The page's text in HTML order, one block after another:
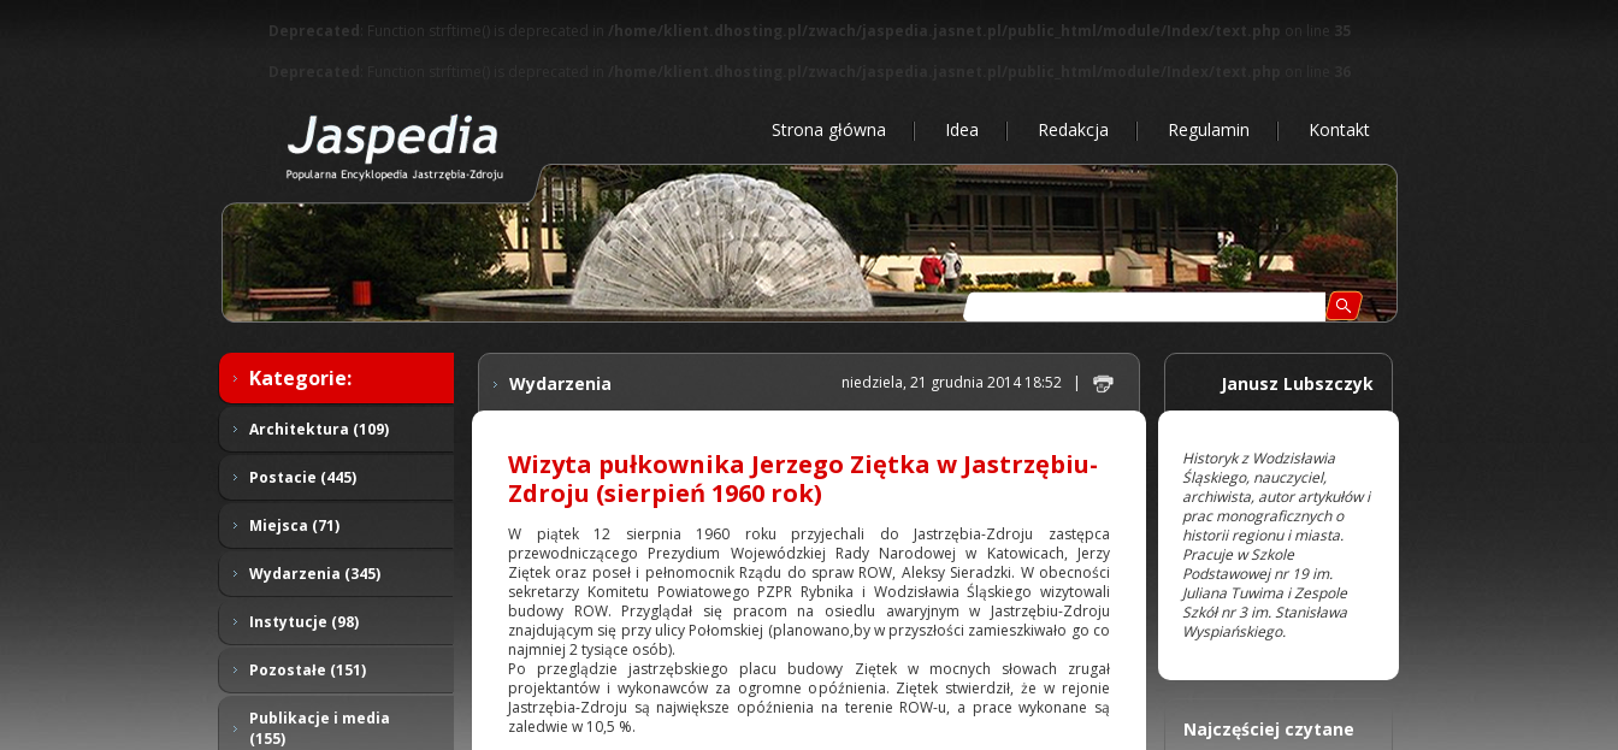
Deprecated : Function strftime() is deprecated in /home/klient.dhosting.pl/zwach/jaspedia.jasnet.pl/public_html/module/Index/text.php on line 35
Strona główna Idea Redakcja Regulamin Kontakt
Kategorie:
Architektura (109)
Postacie (445)
Miejsca (71)
Wydarzenia (345)
Instytucje (98)
Pozostałe (151)
Publikacje i media
(155)
Wydarzenia niedziela, 21 grudnia 2014 18:52 |
Wizyta pułkownika Jerzego Ziętka w Jastrzębiu-
Zdroju (sierpień 1960 rok)
W piątek 12 sierpnia 1960 roku przyjechali do Jastrzębia-Zdroju zastępca
przewodniczącego Prezydium Wojewódzkiej Rady Narodowej w Katowicach, Jerzy
Ziętek oraz poseł i pełnomocnik Rządu do spraw ROW, Aleksy Sieradzki. W obecności
sekretarzy Komitetu Powiatowego PZPR Rybnika i Wodzisławia Śląskiego wizytowali
budowy ROW. Przyglądał się pracom na osiedlu awaryjnym w Jastrzębiu-Zdroju
znajdującym się przy ulicy Połomskiej (planowano,by w przyszłości zamieszkiwało go co
najmniej 2 tysiące osób).
Po przeglądzie jastrzębskiego placu budowy Ziętek w mocnych słowach zrugał
projektantów i wykonawców za ogromne opóźnienia. Ziętek stwierdził, że w rejonie
Jastrzębia-Zdroju są największe opóźnienia na terenie ROW-u, a prace wykonane są
zaledwie w 10,5 %.
Janusz Lubszczyk
Historyk z Wodzisławia
Śląskiego, nauczyciel,
archiwista, autor artykułów i
prac monograficznych o
historii regionu i miasta.
Pracuje w Szkole
Podstawowej nr 19 im.
Juliana Tuwima i Zespole
Szkół nr 3 im. Stanisława
Wyspiańskiego.
Najczęściej czytane